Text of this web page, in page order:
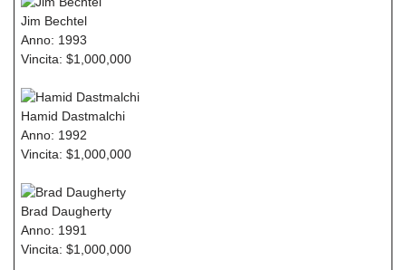
Jim Bechtel
Anno: 1993
Vincita: $1,000,000
Hamid Dastmalchi
Anno: 1992
Vincita: $1,000,000
Brad Daugherty
Anno: 1991
Vincita: $1,000,000